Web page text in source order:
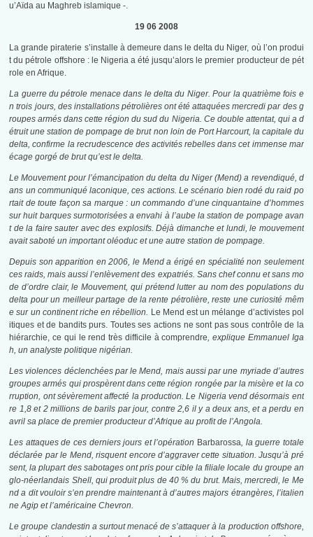
u’Aïda au Maghreb islamique -.
19 06 2008
La grande piraterie s’installe à demeure dans le delta du Niger, où l’on produi
t du pétrole offshore : le Nigeria a été jusqu’alors le premier producteur de pét
role en Afrique.
La guerre du pétrole menace dans le delta du Niger. Pour la quatrième fois e
n trois jours, des installations pétrolières ont été attaquées mercredi par des g
roupes armés dans cette région du sud du Nigeria. Ce double attentat, qui a d
étruit une station de pompage de brut non loin de Port Harcourt, la capitale du
delta, confirme la recrudescence des activités rebelles dans cet immense mar
écage gorgé de brut qu’est le delta.
Le Mouvement pour l’émancipation du delta du Niger (Mend) a revendiqué, d
ans un communiqué laconique, ces actions. Le scénario bien rodé du raid po
rtait de toute façon sa marque : un commando d’une cinquantaine d’hommes
sur huit barques surmotorisées a envahi à l’aube la station de pompage avan
t de la faire sauter avec des explosifs. Déjà dimanche et lundi, le mouvement
avait saboté un important oléoduc et une autre station de pompage.
Depuis son apparition en 2006, le Mend a érigé en spécialité non seulement
ces raids, mais aussi l’enlèvement des expatriés. Sans chef connu et sans mo
de d’ordre clair, le Mouvement, qui prétend lutter au nom des populations du
delta pour un meilleur partage de la rente pétrolière, reste une curiosité mêm
e sur un continent riche en rébellion. Le Mend est un mélange d’activistes pol
itiques et de bandits purs. Toutes ses actions ne sont pas sous contrôle de la
hiérarchie, ce qui le rend très difficile à comprendre, explique Emmanuel Iga
h, un analyste politique nigérian.
Les violences déclenchées par le Mend, mais aussi par une myriade d’autres
groupes armés qui prospèrent dans cette région rongée par la misère et la co
rruption, ont sévèrement affecté la production. Le Nigeria vend désormais ent
re 1,8 et 2 millions de barils par jour, contre 2,6 il y a deux ans, et a perdu en
avril sa place de premier producteur d’Afrique au profit de l’Angola.
Les attaques de ces derniers jours et l’opération Barbarossa, la guerre totale
déclarée par le Mend, risquent encore d’aggraver cette situation. Jusqu’à pré
sent, la plupart des sabotages ont pris pour cible la filiale locale du groupe an
glo-néerlandais Shell, qui produit plus de 40 % du brut. Mais, mercredi, le Me
nd a dit vouloir s’en prendre maintenant à d’autres majors étrangères, l’italien
ne Agip et l’américaine Chevron.
Le groupe clandestin a surtout menacé de s’attaquer à la production offshore,